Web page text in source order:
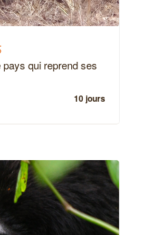
qui reprend ses
10 jours